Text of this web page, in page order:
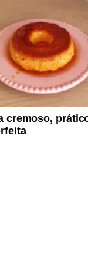
cremoso,